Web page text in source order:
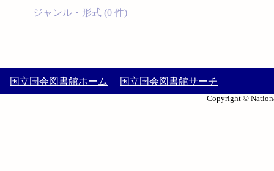
ジャンル・形式 (0 件)
国立国会図書館ホーム 国立国会図書館サーチ
Copyright ©